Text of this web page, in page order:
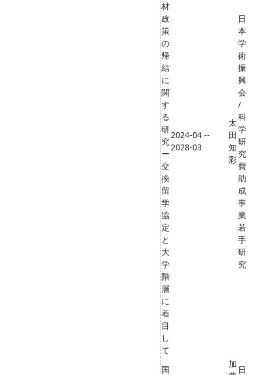
材
政
策
の
帰
結
に
関
す
る
研
究
ー
交
換
留
学
協
定
と
大
学
階
層
に
着
目
し
て
2024-04 --
2028-03
太
田
知
彩
日
本
学
術
振
興
会
/
科
学
研
究
費
助
成
事
業
若
手
研
究
国
加
日